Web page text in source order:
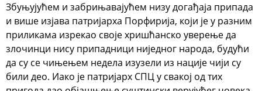
Збуњујућем и забрињавајућем низу догађаја припада
и више изјава патријарха Порфирија, који је у разним
приликама изрекао своје хришћанско уверење да
злочинци нису припадници ниједног народа, будући
да су се чињењем недела изузели из нације чији су
били део. Иако је патријарх СПЦ у свакој од тих